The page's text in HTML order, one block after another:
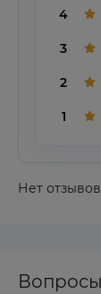
4
3
2
1
Нет